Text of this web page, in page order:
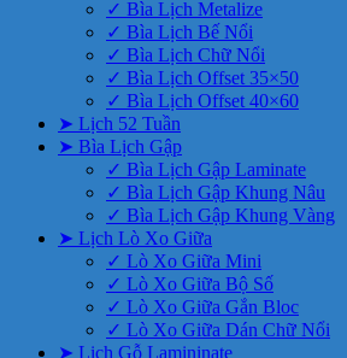
✓ Bìa Lịch Metalize
✓ Bìa Lịch Bế Nổi
✓ Bìa Lịch Chữ Nổi
✓ Bìa Lịch Offset 35×50
✓ Bìa Lịch Offset 40×60
➤ Lịch 52 Tuần
➤ Bìa Lịch Gập
✓ Bìa Lịch Gập Laminate
✓ Bìa Lịch Gập Khung Nâu
✓ Bìa Lịch Gập Khung Vàng
➤ Lịch Lò Xo Giữa
✓ Lò Xo Giữa Mini
✓ Lò Xo Giữa Bộ Số
✓ Lò Xo Giữa Gắn Bloc
✓ Lò Xo Giữa Dán Chữ Nổi
➤ Lịch Gỗ Lamininate